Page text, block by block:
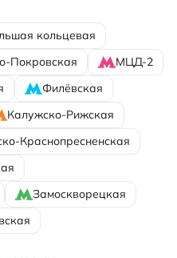
кольцевая
Покровская
МЦД-2
Филёвская
Калужско-Рижская
Краснопресненская
Замоскворецкая